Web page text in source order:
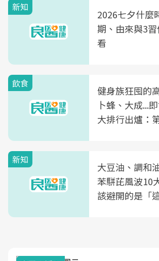
新知
2026七夕什麼
期、由來與3
看
飲食
健身族狂囤的
卜蜂、大成...
大排行出爐：
新知
大豆油、調和
苯駢芘風波10
該避開的是「